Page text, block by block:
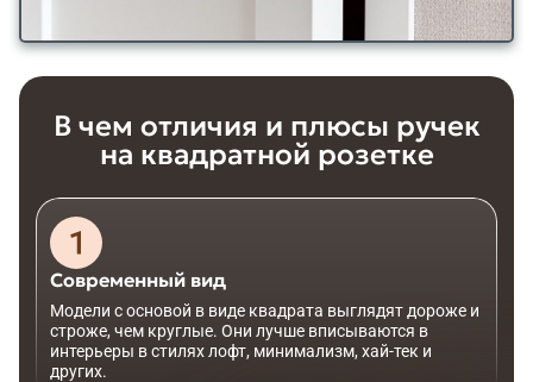
В чем отличия и плюсы ручек
на квадратной розетке
Современный вид
Модели с основой в виде квадрата выглядят дороже и
строже, чем круглые. Они лучше вписываются в
интерьеры в стилях лофт, минимализм, хай-тек и
других.